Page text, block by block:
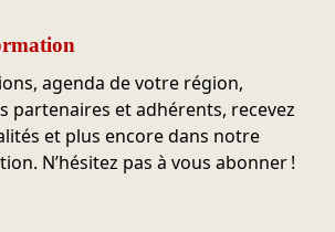
agenda de votre région,
partenaires et adhérents, recevez
et plus encore dans notre
N’hésitez pas à vous abonner !